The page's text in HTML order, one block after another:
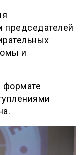
председателей
и
формате